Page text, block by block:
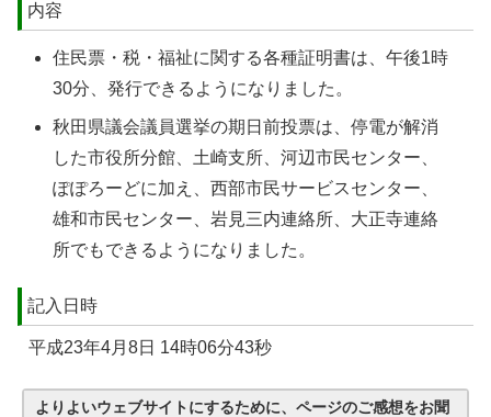
内容
住民票・税・福祉に関する各種証明書は、午後1時
30分、発行できるようになりました。
秋田県議会議員選挙の期日前投票は、停電が解消
した市役所分館、土崎支所、河辺市民センター、
ぽぽろーどに加え、西部市民サービスセンター、
雄和市民センター、岩見三内連絡所、大正寺連絡
所でもできるようになりました。
記入日時
平成23年4月8日 14時06分43秒
よりよいウェブサイトにするために、ページのご感想をお聞